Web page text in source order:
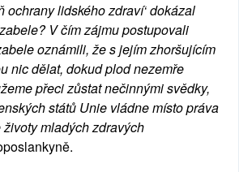
ochrany lidského zdraví‘ dokázal
V čím zájmu postupovali
oznámili, že s jejím zhoršujícím
nic dělat, dokud plod nezemře
přeci zůstat nečinnými svědky,
států Unie vládne místo práva
mladých zdravých